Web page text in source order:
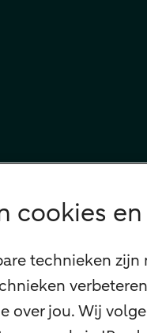
cookies
technieken
over jou. Wij